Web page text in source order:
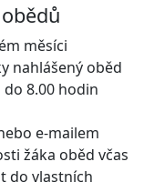
měsíci
nahlášený oběd
8.00 hodin
e-mailem
žáka oběd včas
do vlastních